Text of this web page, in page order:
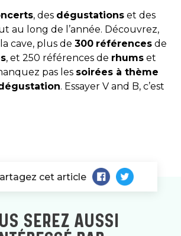
, des dégustations et des
au long de l’année. Découvrez,
cave, plus de300 références de
, et 250 références de rhums et
pas les soirées à thème
. Essayer V and B, c’est
cet article
SEREZ AUSSI